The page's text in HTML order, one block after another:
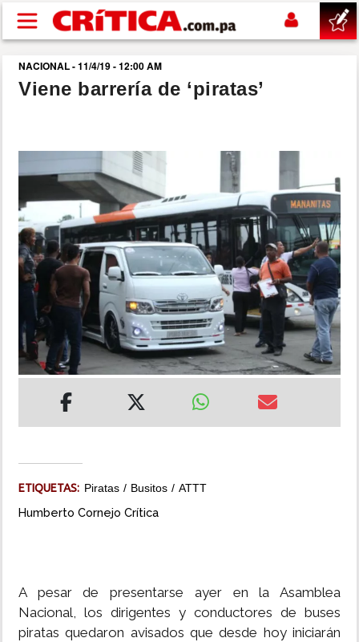
Pasar al contenido principal
buscar
POLÍTICA
SHOW
DEPORTES
MUNDO
IMPRESO
NACIONAL - 11/4/19 - 12:00 AM
Viene barrería de ‘piratas’
ETIQUETAS: Piratas Busitos ATTT
Humberto Cornejo Crítica
A pesar de presentarse ayer en la Asamblea
Nacional, los dirigentes y conductores de buses
piratas quedaron avisados que desde hoy iniciarán